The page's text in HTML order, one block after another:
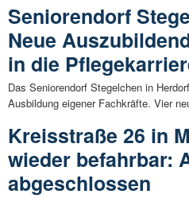
Seniorendorf
Neue
in die
Das Seniorendorf Stegelchen in
Ausbildung eigener Fachkräfte. Vier
Kreisstraße 26 in
wieder befahrbar:
abgeschlossen